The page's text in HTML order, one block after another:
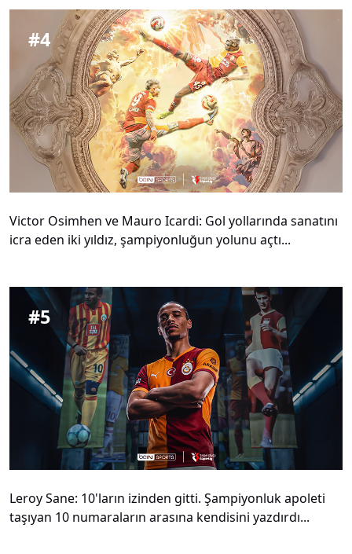
#4
Victor Osimhen ve Mauro Icardi: Gol yollarında sanatını
icra eden iki yıldız, şampiyonluğun yolunu açtı...
#5
Leroy Sane: 10'ların izinden gitti. Şampiyonluk apoleti
taşıyan 10 numaraların arasına kendisini yazdırdı...